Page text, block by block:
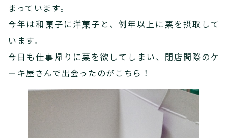
まっています。
今年は和菓子に洋菓子と、例年以上に栗を摂取して
います。
今日も仕事帰りに栗を欲してしまい、閉店間際のケ
ーキ屋さんで出会ったのがこちら！